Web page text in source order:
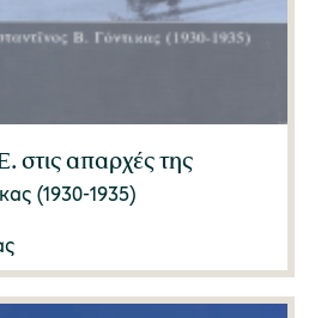
στις απαρχές της
(1930-1935)